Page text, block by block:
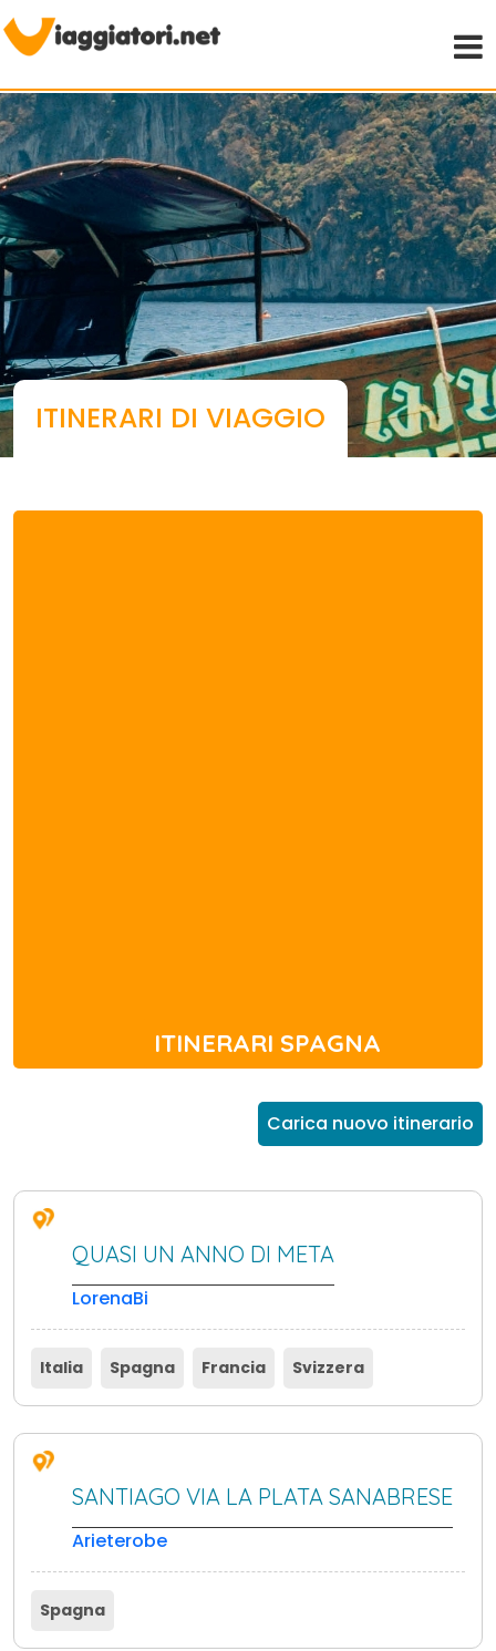
ITINERARI DI VIAGGIO
ITINERARI SPAGNA
Carica nuovo itinerario
QUASI UN ANNO DI META
LorenaBi
Italia Spagna Francia Svizzera
SANTIAGO VIA LA PLATA SANABRESE
Arieterobe
Spagna